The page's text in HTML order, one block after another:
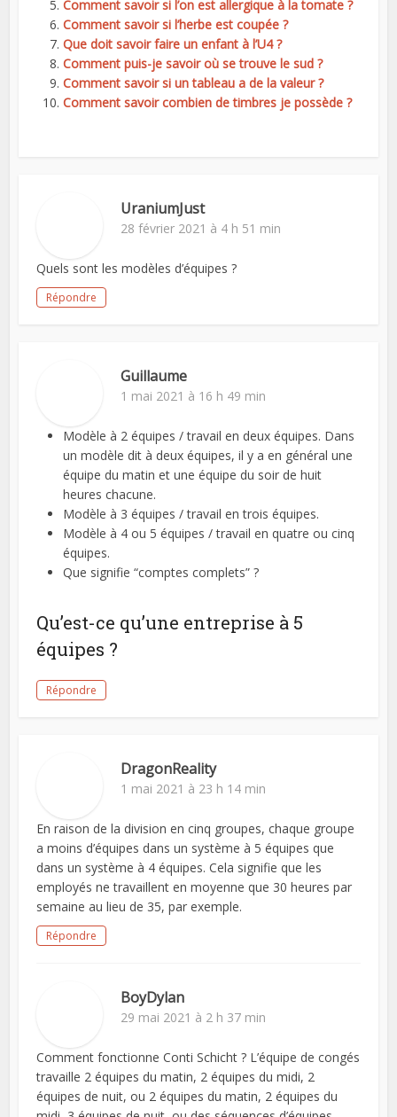
Comment savoir si l’on est allergique à la tomate ?
Comment savoir si l’herbe est coupée ?
Que doit savoir faire un enfant à l’U4 ?
Comment puis-je savoir où se trouve le sud ?
Comment savoir si un tableau a de la valeur ?
Comment savoir combien de timbres je possède ?
UraniumJust
28 février 2021 à 4 h 51 min
Quels sont les modèles d’équipes ?
Répondre
Guillaume
1 mai 2021 à 16 h 49 min
Modèle à 2 équipes / travail en deux équipes. Dans
un modèle dit à deux équipes, il y a en général une
équipe du matin et une équipe du soir de huit
heures chacune.
Modèle à 3 équipes / travail en trois équipes.
Modèle à 4 ou 5 équipes / travail en quatre ou cinq
équipes.
Que signifie “comptes complets” ?
Qu’est-ce qu’une entreprise à 5
équipes ?
Répondre
DragonReality
1 mai 2021 à 23 h 14 min
En raison de la division en cinq groupes, chaque groupe
a moins d’équipes dans un système à 5 équipes que
dans un système à 4 équipes. Cela signifie que les
employés ne travaillent en moyenne que 30 heures par
semaine au lieu de 35, par exemple.
Répondre
BoyDylan
29 mai 2021 à 2 h 37 min
Comment fonctionne Conti Schicht ? L’équipe de congés
travaille 2 équipes du matin, 2 équipes du midi, 2
équipes de nuit, ou 2 équipes du matin, 2 équipes du